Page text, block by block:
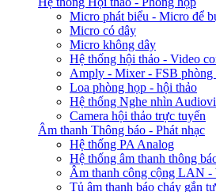
Micro phát biểu - Micro để
Micro có dây
Micro không dây
Hệ thống hội thảo - Video
Amply - Mixer - FSB phòng
Loa phòng họp - hội thảo
Hệ thống Nghe nhìn
Camera hội thảo trực tuyến
Âm thanh Thông báo - Phát nhạc
Hệ thống PA Analog
Hệ thống âm thanh thông
Âm thanh công cộng LAN -
Tủ âm thanh báo cháy gắn